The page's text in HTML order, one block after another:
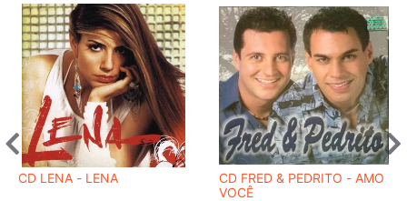
CD LENA - LENA
CD FRED & PEDRITO - AMO
VOCÊ